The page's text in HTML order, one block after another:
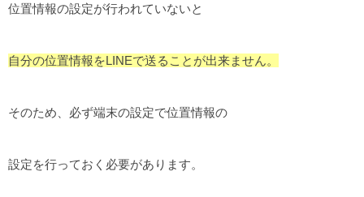
位置情報の設定が行われていないと
自分の位置情報をLINEで送ることが出来ません。
そのため、必ず端末の設定で位置情報の
設定を行っておく必要があります。